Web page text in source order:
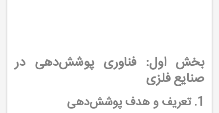
بخش اول: فناوری پوشش‌دهی در
صنایع فلزی
1. تعریف و هدف پوشش‌دهی